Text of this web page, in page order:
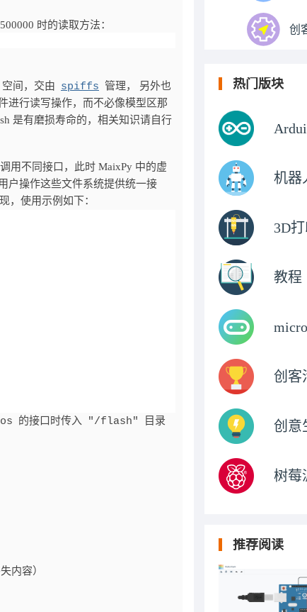
时的读取方法：
空间，交由 spiffs 管理， 另外也
进行读写操作，而不必像模型区那
是有磨损寿命的，相关知识请自行
用不同接口，此时 MaixPy 中的虚
户操作这些文件系统提供统一接
，使用示例如下：
os 的接口时传入 "/flash"
目录
内容）
创
热门版块
机器
3D
教程
创客
创意
树莓
推荐阅读